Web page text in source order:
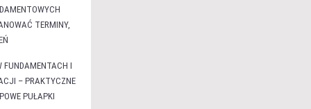
TERMINY,
FUNDAMENTACH I
– PRAKTYCZNE
PUŁAPKI